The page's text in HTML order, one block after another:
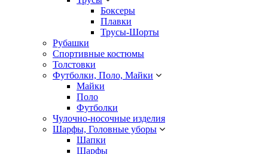
Боксеры
Плавки
Трусы-Шорты
Рубашки
Спортивные костюмы
Толстовки
Футболки, Поло, Майки
Майки
Поло
Футболки
Чулочно-носочные изделия
Шарфы, Головные уборы
Шапки
Шарфы